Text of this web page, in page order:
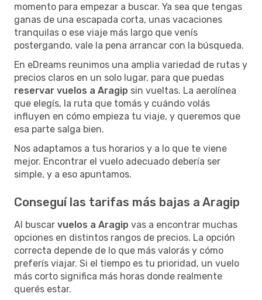
momento para empezar a buscar. Ya sea que tengas
ganas de una escapada corta, unas vacaciones
tranquilas o ese viaje más largo que venís
postergando, vale la pena arrancar con la búsqueda.
En eDreams reunimos una amplia variedad de rutas y
precios claros en un solo lugar, para que puedas
reservar vuelos a Aragip sin vueltas. La aerolínea
que elegís, la ruta que tomás y cuándo volás
influyen en cómo empieza tu viaje, y queremos que
esa parte salga bien.
Nos adaptamos a tus horarios y a lo que te viene
mejor. Encontrar el vuelo adecuado debería ser
simple, y a eso apuntamos.
Conseguí las tarifas más bajas a Aragip
Al buscar vuelos a Aragip vas a encontrar muchas
opciones en distintos rangos de precios. La opción
correcta depende de lo que más valorás y cómo
preferís viajar. Si el tiempo es tu prioridad, un vuelo
más corto significa más horas donde realmente
querés estar.